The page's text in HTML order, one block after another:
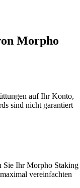
Morpho
auf Ihr Konto,
sind nicht garantiert
Sie Ihr Morpho Staking
vereinfachten